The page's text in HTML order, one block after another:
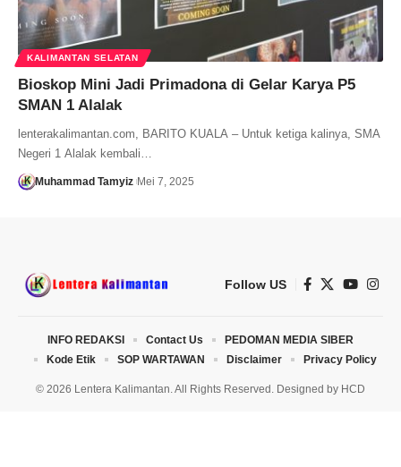
KALIMANTAN SELATAN
Bioskop Mini Jadi Primadona di Gelar Karya P5
SMAN 1 Alalak
lenterakalimantan.com, BARITO KUALA – Untuk ketiga kalinya, SMA
Negeri 1 Alalak kembali…
Muhammad Tamyiz Mei 7, 2025
Follow US
© 2026 Lentera Kalimantan. All Rights Reserved. Designed by HCD
INFO REDAKSI Contact Us
PEDOMAN MEDIA SIBER
Kode Etik
SOP WARTAWAN Disclaimer Privacy Policy